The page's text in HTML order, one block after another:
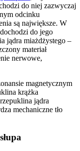
do niej zazwyczaj
odcinku
są największe. W
do jego
jądra miażdżystego –
materiał
nerwowe,
magnetycznym
krążka
jądra
mechaniczne tło